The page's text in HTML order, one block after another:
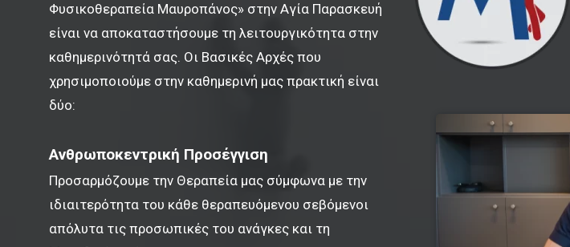
Φυσικοθεραπεία Μαυροπάνος» στην Αγία Παρασκευή
είναι να αποκαταστήσουμε τη λειτουργικότητα στην
καθημερινότητά σας. Οι Βασικές Αρχές που
χρησιμοποιούμε στην καθημερινή μας πρακτική είναι
δύο:
Ανθρωποκεντρική Προσέγγιση
Προσαρμόζουμε την Θεραπεία μας σύμφωνα με την
ιδιαιτερότητα του κάθε θεραπευόμενου σεβόμενοι
απόλυτα τις προσωπικές του ανάγκες και τη